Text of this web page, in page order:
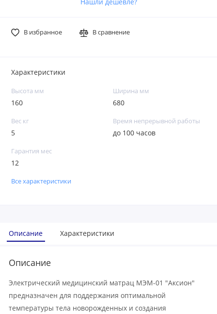
Нашли дешевле?
В избранное В сравнение
Характеристики
Высота мм
160
Ширина мм
680
Вес кг
5
Время непрерывной работы
до 100 часов
Гарантия мес
12
Все характеристики
Описание Характеристики
Описание
Электрический медицинский матрац МЭМ-01 "Аксион"
предназначен для поддержания оптимальной
температуры тела новорожденных и создания